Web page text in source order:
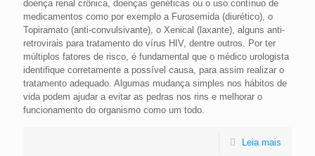
doença renal crônica, doenças genéticas ou o uso contínuo de
medicamentos como por exemplo a Furosemida (diurético), o
Topiramato (anti-convulsivante), o Xenical (laxante), alguns anti-
retrovirais para tratamento do vírus HIV, dentre outros. Por ter
múltiplos fatores de risco, é fundamental que o médico urologista
identifique corretamente a possível causa, para assim realizar o
tratamento adequado. Algumas mudança simples nos hábitos de
vida podem ajudar a evitar as pedras nos rins e melhorar o
funcionamento do organismo como um todo.
Leia mais